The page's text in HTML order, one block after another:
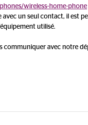
wireless-home-phone
un seul contact, il est
utilisé.
communiquer avec notre